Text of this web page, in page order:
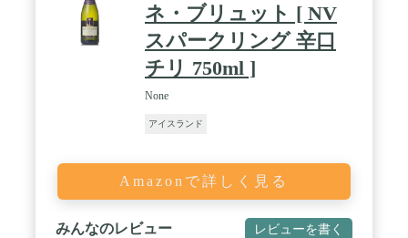
ネ・ブリュット [ NV
スパークリング 辛口
チリ 750ml ]
None
アイスランド
Amazonで詳しく見る
みんなのレビュー レビューを書く